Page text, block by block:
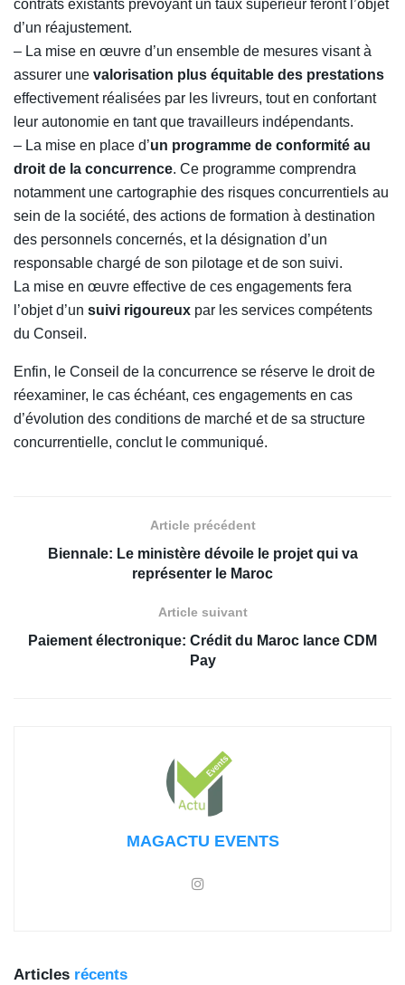
contrats existants prévoyant un taux supérieur feront l’objet
d’un réajustement.
– La mise en œuvre d’un ensemble de mesures visant à
assurer une valorisation plus équitable des prestations
effectivement réalisées par les livreurs, tout en confortant
leur autonomie en tant que travailleurs indépendants.
– La mise en place d’un programme de conformité au
droit de la concurrence. Ce programme comprendra
notamment une cartographie des risques concurrentiels au
sein de la société, des actions de formation à destination
des personnels concernés, et la désignation d’un
responsable chargé de son pilotage et de son suivi.
La mise en œuvre effective de ces engagements fera
l’objet d’un suivi rigoureux par les services compétents
du Conseil.
Enfin, le Conseil de la concurrence se réserve le droit de
réexaminer, le cas échéant, ces engagements en cas
d’évolution des conditions de marché et de sa structure
concurrentielle, conclut le communiqué.
Article précédent
Biennale: Le ministère dévoile le projet qui va
représenter le Maroc
Article suivant
Paiement électronique: Crédit du Maroc lance CDM
Pay
MAGACTU EVENTS
Articles récents